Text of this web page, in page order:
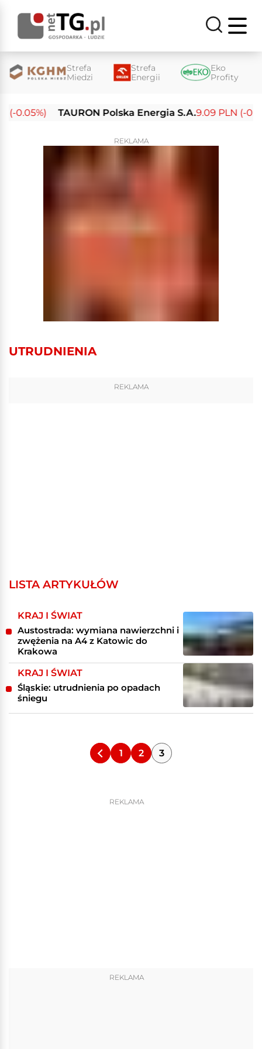
Strefa
Miedzi
Strefa
Energii
Eko
Profity
0.05%) TAURON Polska Energia S.A.9.09 PLN (-
REKLAMA
UTRUDNIENIA
REKLAMA
LISTA ARTYKUŁÓW
KRAJ I ŚWIAT
Austostrada: wymiana nawierzchni i
zwężenia na A4 z Katowic do
Krakowa
KRAJ I ŚWIAT
Śląskie: utrudnienia po opadach
śniegu
1 2 3
REKLAMA
REKLAMA